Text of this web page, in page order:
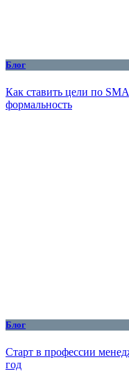
Блог
Как ставить цели по
формальность
Блог
Старт в профессии
год